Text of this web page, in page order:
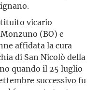
vicario
(BO) e
affidata la cura
di San Nicolò della
quando il 25 luglio
successivo fu